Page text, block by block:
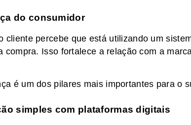
do consumidor
cliente percebe que está utilizando um
compra. Isso fortalece a relação com a
é um dos pilares mais importantes para o
simples com plataformas digitais